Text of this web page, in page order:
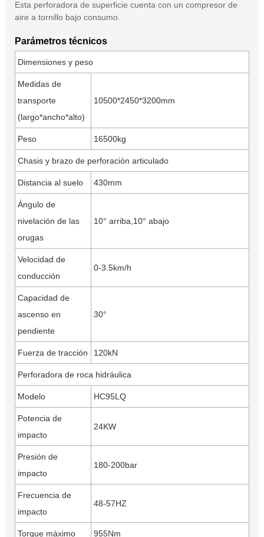
Esta perforadora de superficie cuenta con un compresor de
aire a tornillo bajo consumo.
Parámetros técnicos
Dimensiones y peso
Medidas de
transporte
(largo*ancho*alto)
10500*2450*3200mm
Peso 16500kg
Chasis y brazo de perforación articulado
Distancia al suelo 430mm
Ángulo de
nivelación de las
orugas
10° arriba,10° abajo
Velocidad de
conducción
0-3.5km/h
Capacidad de
ascenso en
pendiente
30°
Fuerza de tracción 120kN
Perforadora de roca hidráulica
Modelo HC95LQ
Potencia de
impacto
24KW
Presión de
impacto
180-200bar
Frecuencia de
impacto
48-57HZ
Torque máximo 955Nm